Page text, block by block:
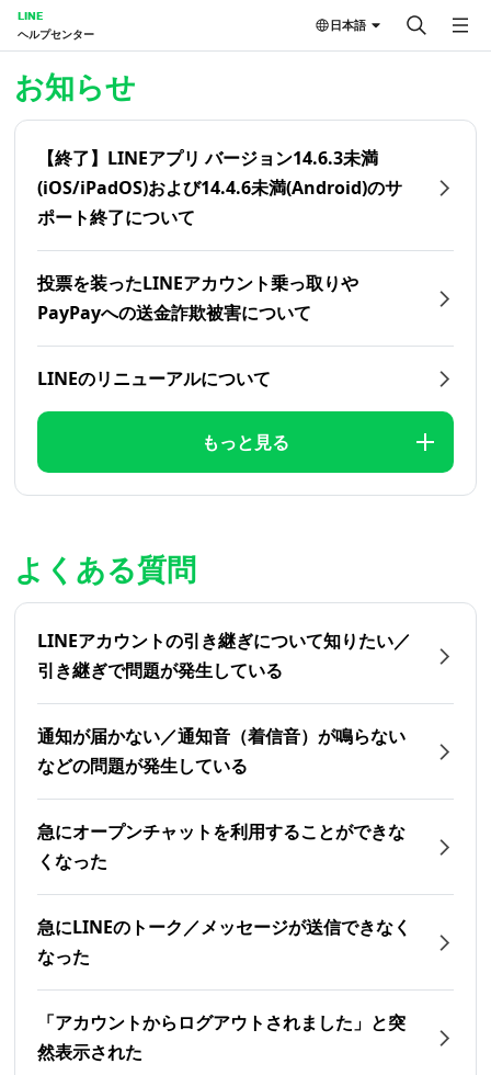
LINE
ヘルプセンター
日本語
お知らせ
【終了】LINEアプリ バージョン14.6.3未満
(iOS/iPadOS)および14.4.6未満(Android)のサ
ポート終了について
投票を装ったLINEアカウント乗っ取りや
PayPayへの送金詐欺被害について
LINEのリニューアルについて
もっと見る
よくある質問
LINEアカウントの引き継ぎについて知りたい／
引き継ぎで問題が発生している
通知が届かない／通知音（着信音）が鳴らない
などの問題が発生している
急にオープンチャットを利用することができな
くなった
急にLINEのトーク／メッセージが送信できなく
なった
「アカウントからログアウトされました」と突
然表示された